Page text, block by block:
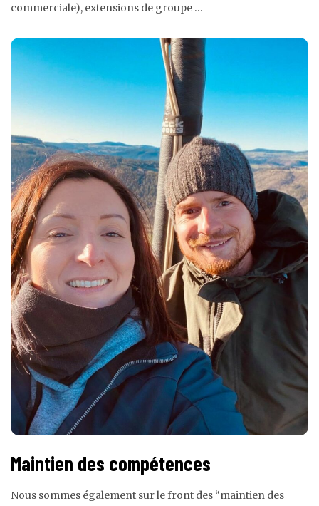
commerciale), extensions de groupe …
Maintien des compétences
Nous sommes également sur le front des “maintien des